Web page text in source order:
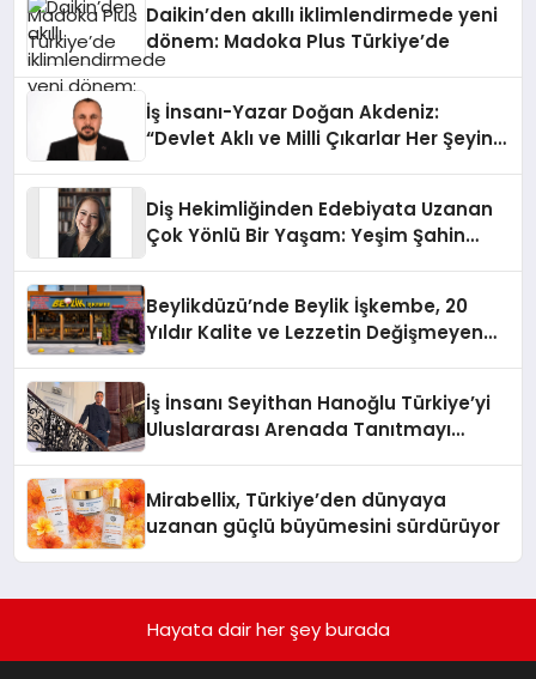
Daikin’den akıllı iklimlendirmede yeni
dönem: Madoka Plus Türkiye’de
İş İnsanı-Yazar Doğan Akdeniz:
“Devlet Aklı ve Milli Çıkarlar Her Şeyin
Diş Hekimliğinden Edebiyata Uzanan
Çok Yönlü Bir Yaşam: Yeşim Şahin
Beylikdüzü’nde Beylik İşkembe, 20
Yıldır Kalite ve Lezzetin Değişmeyen
İş İnsanı Seyithan Hanoğlu Türkiye’yi
Uluslararası Arenada Tanıtmayı
Mirabellix, Türkiye’den dünyaya
uzanan güçlü büyümesini sürdürüyor
Hayata dair her şey burada